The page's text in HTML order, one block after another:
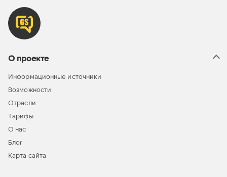
О проекте
Информационные источники
Возможности
Отрасли
Тарифы
О нас
Блог
Карта сайта